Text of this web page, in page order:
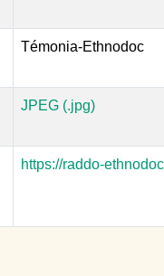
Témonia-Ethnodoc
JPEG (.jpg)
https://raddo-